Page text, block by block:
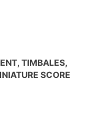
TIMBALES,
SCORE